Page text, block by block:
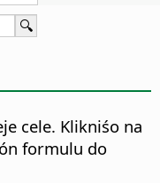
cele. Klikniśo na
formulu do